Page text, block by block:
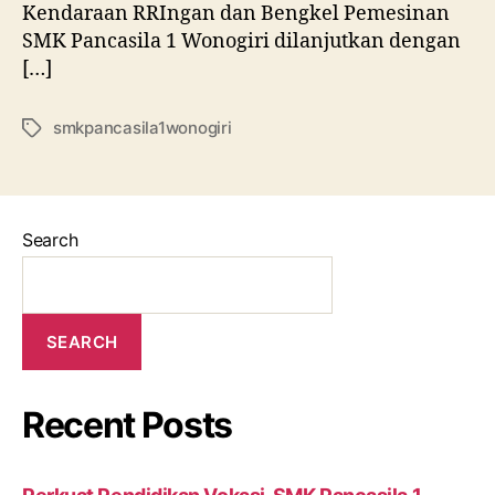
Kendaraan RRIngan dan Bengkel Pemesinan
SMK Pancasila 1 Wonogiri dilanjutkan dengan
[…]
Tagssmkpancasila1wonogiri
Search
SEARCH
Recent Posts